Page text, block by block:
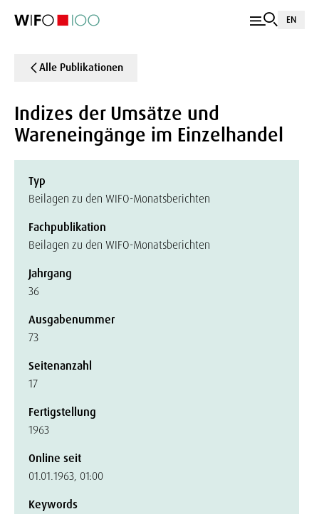
EN
Alle Publikationen
Indizes der Umsätze und
Wareneingänge im Einzelhandel
Typ
Beilagen zu den WIFO-Monatsberichten
Fachpublikation
Beilagen zu den WIFO-Monatsberichten
Jahrgang
36
Ausgabenummer
73
Seitenanzahl
17
Fertigstellung
1963
Online seit
01.01.1963, 01:00
Keywords